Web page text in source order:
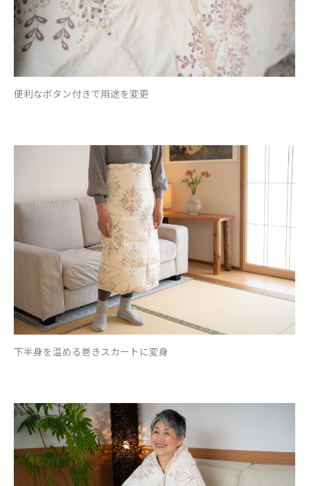
便利なボタン付きで用途を変更
下半身を温める巻きスカートに変身